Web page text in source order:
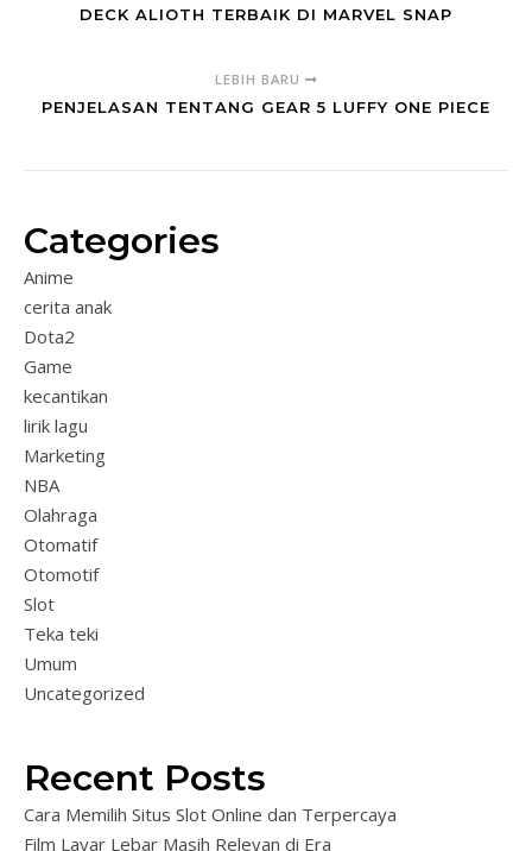
DECK ALIOTH TERBAIK DI MARVEL SNAP
LEBIH BARU
PENJELASAN TENTANG GEAR 5 LUFFY ONE PIECE
Categories
Anime
cerita anak
Dota2
Game
kecantikan
lirik lagu
Marketing
NBA
Olahraga
Otomatif
Otomotif
Slot
Teka teki
Umum
Uncategorized
Recent Posts
Cara Memilih Situs Slot Online dan Terpercaya
Film Layar Lebar Masih Relevan di Era